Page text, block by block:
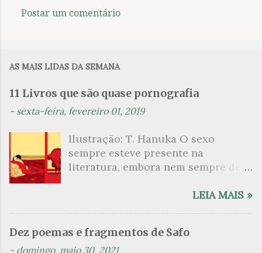
Postar um comentário
AS MAIS LIDAS DA SEMANA
11 Livros que são quase pornografia
- sexta-feira, fevereiro 01, 2019
Ilustração: T. Hanuka O sexo
sempre esteve presente na
literatura, embora nem sempre de
que mergulharam em sua própria
psicanalítico e findaram por revelar
LEIA MAIS »
Dez poemas e fragmentos de Safo
- domingo, maio 30, 2021